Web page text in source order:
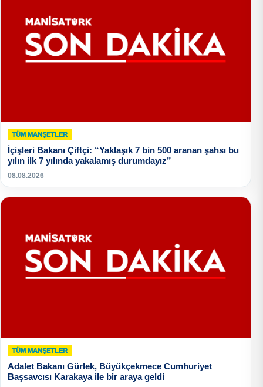
TÜM MANŞETLER
İçişleri Bakanı Çiftçi: “Yaklaşık 7 bin 500 aranan şahsı bu
yılın ilk 7 yılında yakalamış durumdayız”
08.08.2026
TÜM MANŞETLER
Adalet Bakanı Gürlek, Büyükçekmece Cumhuriyet
Başsavcısı Karakaya ile bir araya geldi